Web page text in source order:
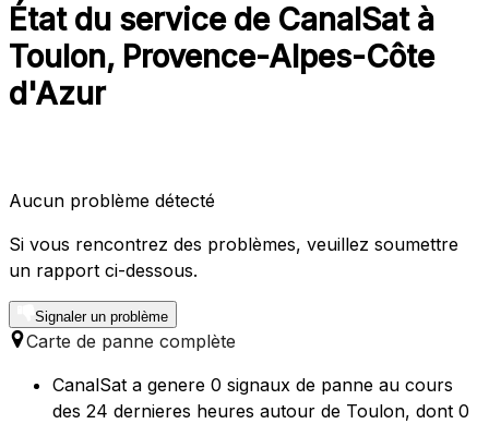
État du service de CanalSat à
Toulon, Provence-Alpes-Côte
d'Azur
Aucun problème détecté
Si vous rencontrez des problèmes, veuillez soumettre
un rapport ci-dessous.
Signaler un problème
Carte de panne complète
CanalSat a genere 0 signaux de panne au cours
des 24 dernieres heures autour de Toulon, dont 0